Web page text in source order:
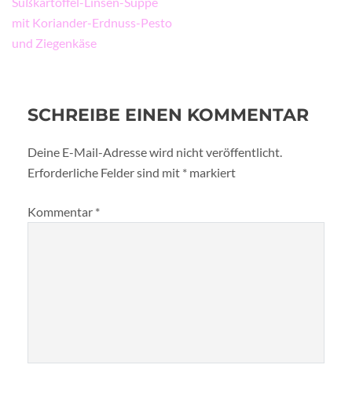
mit Koriander-Erdnuss-Pesto
und Ziegenkäse
SCHREIBE EINEN KOMMENTAR
Deine E-Mail-Adresse wird nicht veröffentlicht.
Erforderliche Felder sind mit * markiert
Kommentar *